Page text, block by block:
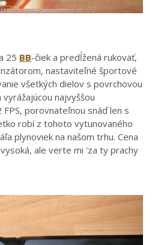
25 BB-čiek a predĺžená rukoväť,
nastaviteľné športové
všetkých dielov s povrchovou
najvyššou
porovnateľnou snáď len s
robí z tohoto vytunovaného
plynoviek na našom trhu. Cena
ale verte mi 'za ty prachy